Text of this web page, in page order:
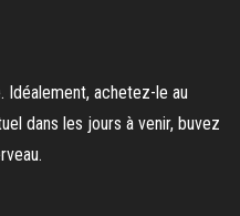
Idéalement, achetez-le au
dans les jours à venir, buvez